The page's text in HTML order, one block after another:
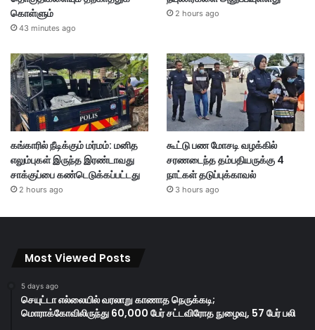
கொள்ளும்
43 minutes ago
2 hours ago
கங்காரில் நீடிக்கும் மர்மம்: மனித
எலும்புகள் இருந்த இரண்டாவது
சாக்குப்பை கண்டெடுக்கப்பட்டது
2 hours ago
கூட்டு பண மோசடி வழக்கில்
சரணடைந்த தம்பதியருக்கு 4
நாட்கள் தடுப்புக்காவல்
3 hours ago
Most Viewed Posts
5 days ago
செயுட்டா எல்லையில் வரலாறு காணாத நெருக்கடி;
மொராக்கோவிலிருந்து 60,000 பேர் சட்டவிரோத நுழைவு, 57 பேர் பலி